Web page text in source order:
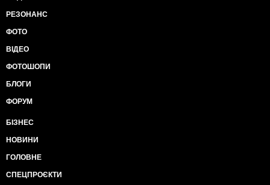
РЕЗОНАНС
ФОТО
ВІДЕО
ФОТОШОПИ
БЛОГИ
ФОРУМ
БІЗНЕС
НОВИНИ
ГОЛОВНЕ
СПЕЦПРОЄКТИ